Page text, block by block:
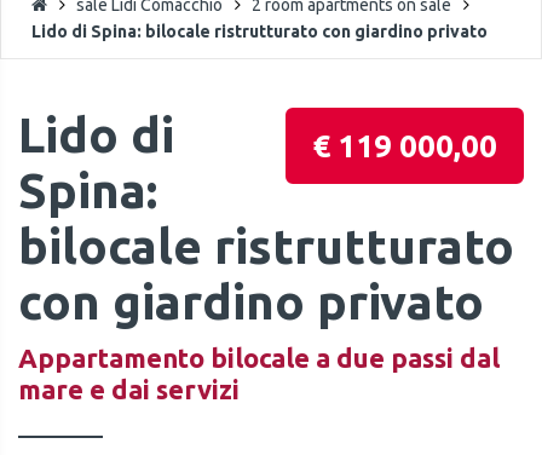
sale Lidi Comacchio
2 room apartments on sale
Lido di Spina: bilocale ristrutturato con giardino privato
€ 119 000,00
Lido di
Spina:
bilocale ristrutturato
con giardino privato
Appartamento bilocale a due passi dal
mare e dai servizi